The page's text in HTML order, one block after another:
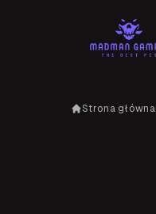
Strona główna